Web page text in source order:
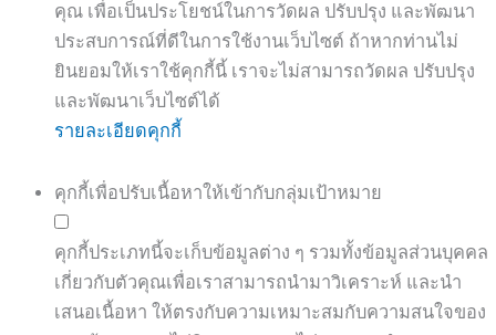
คุณ เพื่อเป็นประโยชน์ในการวัดผล ปรับปรุง และพัฒนา
ประสบการณ์ที่ดีในการใช้งานเว็บไซต์ ถ้าหากท่านไม่
ยินยอมให้เราใช้คุกกี้นี้ เราจะไม่สามารถวัดผล ปรับปรุง
และพัฒนาเว็บไซต์ได้
รายละเอียดคุกกี้
คุกกี้เพื่อปรับเนื้อหาให้เข้ากับกลุ่มเป้าหมาย
คุกกี้ประเภทนี้จะเก็บข้อมูลต่าง ๆ รวมทั้งข้อมูลส่วนบุคคล
เกี่ยวกับตัวคุณเพื่อเราสามารถนำมาวิเคราะห์ และนำ
เสนอเนื้อหา ให้ตรงกับความเหมาะสมกับความสนใจของ